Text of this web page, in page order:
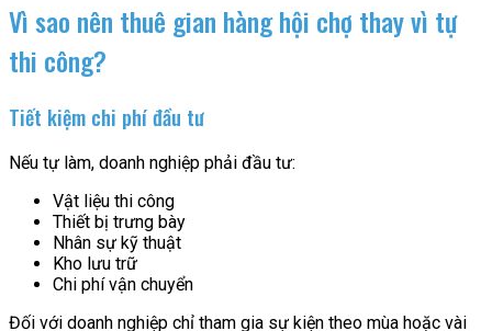
Vì sao nên thuê gian hàng hội chợ thay vì tự
thi công?
Tiết kiệm chi phí đầu tư
Nếu tự làm, doanh nghiệp phải đầu tư:
Vật liệu thi công
Thiết bị trưng bày
Nhân sự kỹ thuật
Kho lưu trữ
Chi phí vận chuyển
Đối với doanh nghiệp chỉ tham gia sự kiện theo mùa hoặc vài